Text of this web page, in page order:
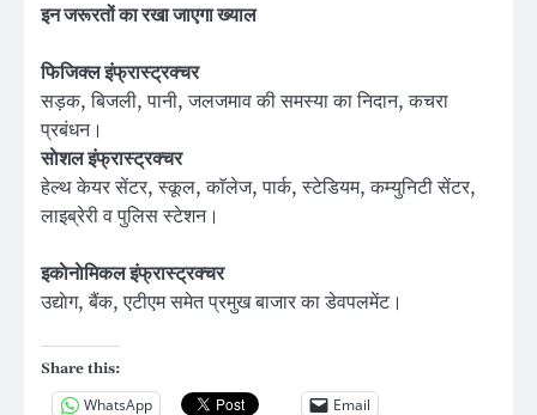
इन जरूरतों का रखा जाएगा ख्याल
फिजिक्ल इंफ्रास्ट्रक्चर
सड़क, बिजली, पानी, जलजमाव की समस्या का निदान, कचरा
प्रबंधन।
साेशल इंफ्रास्ट्रक्चर
हेल्थ केयर सेंटर, स्कूल, काॅलेज, पार्क, स्टेडियम, कम्युनिटी सेंटर,
लाइब्रेरी व पुलिस स्टेशन।
इकाेनाेमिकल इंफ्रास्ट्रक्चर​​​​​​​
उद्याेग, बैंक, एटीएम समेत प्रमुख बाजार का डेवपलमेंट।
Share this:
WhatsApp Email